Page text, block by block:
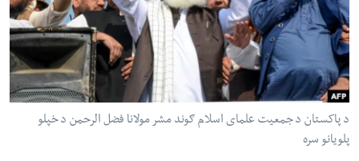
شئ
لټون
ځای
ته
لاړ
شئ
له مونږ سره په تماس کې پاتې شئ
ژبې
د پاکستان د جمعیت علمای اسلام ګوند مشر مولانا فضل الرحمن د خپلو
پلویانو سره